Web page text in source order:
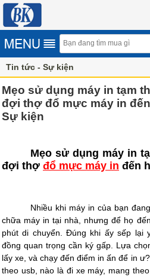
Tin tức - Sự kiện
Mẹo sử dụng máy in tạm
đợi thợ đổ mực máy in
Sự kiện
Mẹo sử dụng máy in
đợi thợ đổ mực máy in đến
Nhiều khi máy in của bạn
chữa máy in tại nhà, nhưng để họ
phút di chuyển. Đúng khi ấy sếp lại
đồng quan trọng cần ký gấp. Lựa
lấy xe, và chạy đến điểm in ấn để in
theo usb, nào là đi xe máy, mang